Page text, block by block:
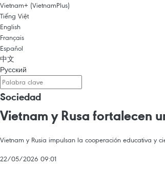
Vietnam+ (VietnamPlus)
Tiếng Việt
English
Français
Español
中文
Русский
Sociedad
Vietnam y Rusa fortalecen
Vietnam y Rusia impulsan la cooperación educativa y
22/05/2026 09:01